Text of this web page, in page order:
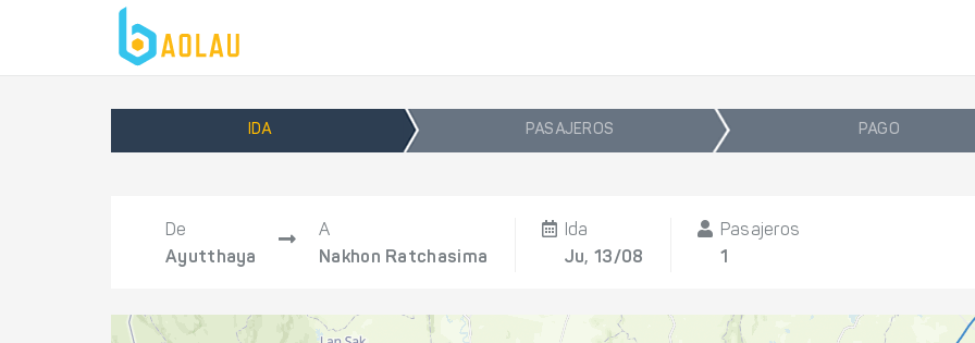
IDA PASAJEROS PAGO
De
Ayutthaya
A
Nakhon Ratchasima
Ida
Ju, 13/08
Pasajeros
1